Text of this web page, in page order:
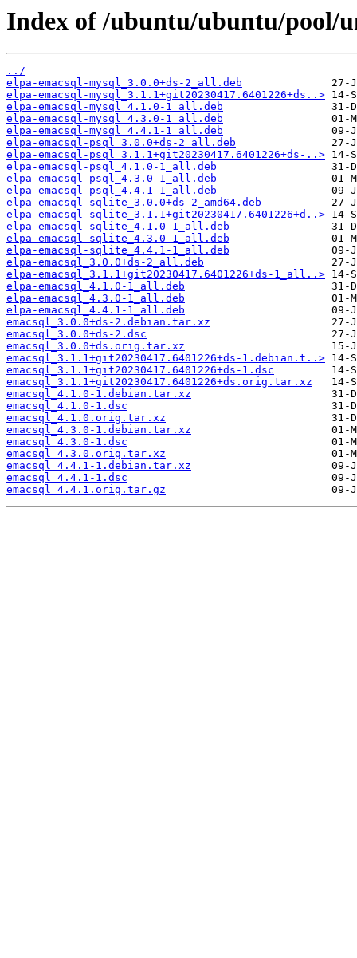
Index of /ubuntu/ubuntu/pool/
../
elpa-emacsql-mysql_3.0.0+ds-2_all.deb
elpa-emacsql-mysql_3.1.1+git20230417.6401226+ds..>
elpa-emacsql-mysql_4.1.0-1_all.deb
elpa-emacsql-mysql_4.3.0-1_all.deb
elpa-emacsql-mysql_4.4.1-1_all.deb
elpa-emacsql-psql_3.0.0+ds-2_all.deb
elpa-emacsql-psql_3.1.1+git20230417.6401226+ds-..>
elpa-emacsql-psql_4.1.0-1_all.deb
elpa-emacsql-psql_4.3.0-1_all.deb
elpa-emacsql-psql_4.4.1-1_all.deb
elpa-emacsql-sqlite_3.0.0+ds-2_amd64.deb
elpa-emacsql-sqlite_3.1.1+git20230417.6401226+d..>
elpa-emacsql-sqlite_4.1.0-1_all.deb
elpa-emacsql-sqlite_4.3.0-1_all.deb
elpa-emacsql-sqlite_4.4.1-1_all.deb
elpa-emacsql_3.0.0+ds-2_all.deb
elpa-emacsql_3.1.1+git20230417.6401226+ds-1_all..>
elpa-emacsql_4.1.0-1_all.deb
elpa-emacsql_4.3.0-1_all.deb
elpa-emacsql_4.4.1-1_all.deb
emacsql_3.0.0+ds-2.debian.tar.xz
emacsql_3.0.0+ds-2.dsc
emacsql_3.0.0+ds.orig.tar.xz
emacsql_3.1.1+git20230417.6401226+ds-1.debian.t..>
emacsql_3.1.1+git20230417.6401226+ds-1.dsc
emacsql_3.1.1+git20230417.6401226+ds.orig.tar.xz
emacsql_4.1.0-1.debian.tar.xz
emacsql_4.1.0-1.dsc
emacsql_4.1.0.orig.tar.xz
emacsql_4.3.0-1.debian.tar.xz
emacsql_4.3.0-1.dsc
emacsql_4.3.0.orig.tar.xz
emacsql_4.4.1-1.debian.tar.xz
emacsql_4.4.1-1.dsc
emacsql_4.4.1.orig.tar.gz